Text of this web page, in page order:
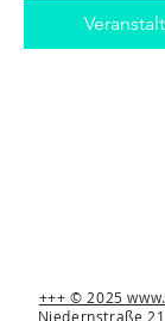
+++ © 2025
Niedernstraße